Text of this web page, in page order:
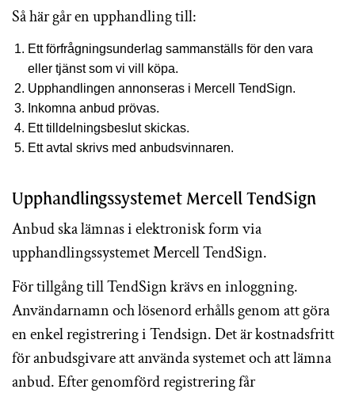
Så här går en upphandling till:
Ett förfrågningsunderlag sammanställs för den vara
eller tjänst som vi vill köpa.
Upphandlingen annonseras i Mercell TendSign.
Inkomna anbud prövas.
Ett tilldelningsbeslut skickas.
Ett avtal skrivs med anbudsvinnaren.
Upphandlingssystemet Mercell TendSign
Anbud ska lämnas i elektronisk form via
upphandlingssystemet Mercell TendSign.
För tillgång till TendSign krävs en inloggning.
Användarnamn och lösenord erhålls genom att göra
en enkel registrering i Tendsign. Det är kostnadsfritt
för anbudsgivare att använda systemet och att lämna
anbud. Efter genomförd registrering får